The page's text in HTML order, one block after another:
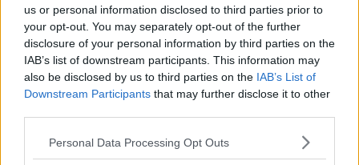
us or personal information disclosed to third parties prior to
your opt-out. You may separately opt-out of the further
disclosure of your personal information by third parties on the
IAB’s list of downstream participants. This information may
also be disclosed by us to third parties on the IAB’s List of
Downstream Participants that may further disclose it to other
Please note that this website/app uses one or more Google
Personal Data Processing Opt Outs
CARNEVALE • DOLCI/GELATI • ESTATE • AUTUNNO •
PRIMAVERA • INVERNO
Chiacchiere senza glutine
FARINA DI RISO FECOLA